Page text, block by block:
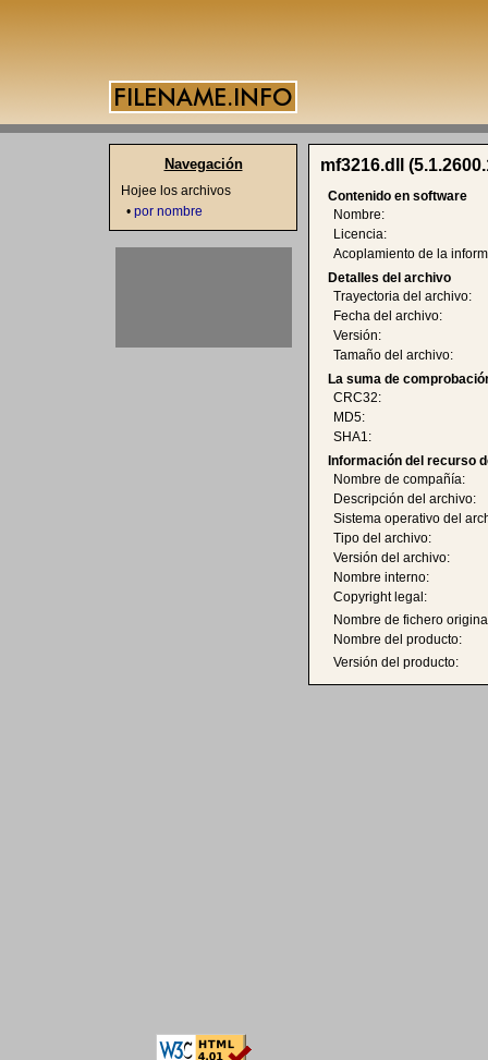
mf3216.dll
Contenido en software
Nombre:
Licencia:
Acoplamiento de la
Detalles del archivo
Trayectoria del archivo:
Fecha del archivo:
Versión:
Tamaño del archivo:
La suma de
CRC32:
MD5:
SHA1:
Información del recurso
Nombre de compañía:
Descripción del archivo:
Sistema operativo del
Tipo del archivo:
Versión del archivo:
Nombre interno:
Copyright legal:
Nombre de fichero
Nombre del producto:
Versión del producto:
Navegación
Hojee los archivos
• por nombre